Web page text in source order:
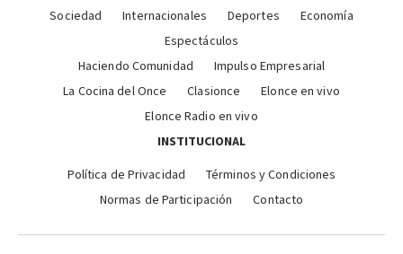
Sociedad
Internacionales Deportes
Economía
Espectáculos
Haciendo Comunidad
Impulso Empresarial
La Cocina del Once
Clasionce
Elonce en vivo
Elonce Radio en vivo
INSTITUCIONAL
Política de Privacidad
Términos y Condiciones
Normas de Participación
Contacto